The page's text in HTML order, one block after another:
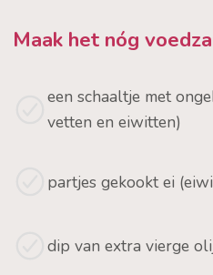
Maak het nóg
een schaaltje met
vetten en eiwitten)
partjes gekookt ei
dip van extra vierge